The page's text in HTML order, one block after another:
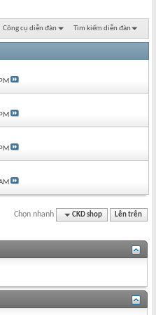
Công cụ diễn đàn Tìm kiếm diễn đàn
Chọn nhanh CKD shop Lên trên